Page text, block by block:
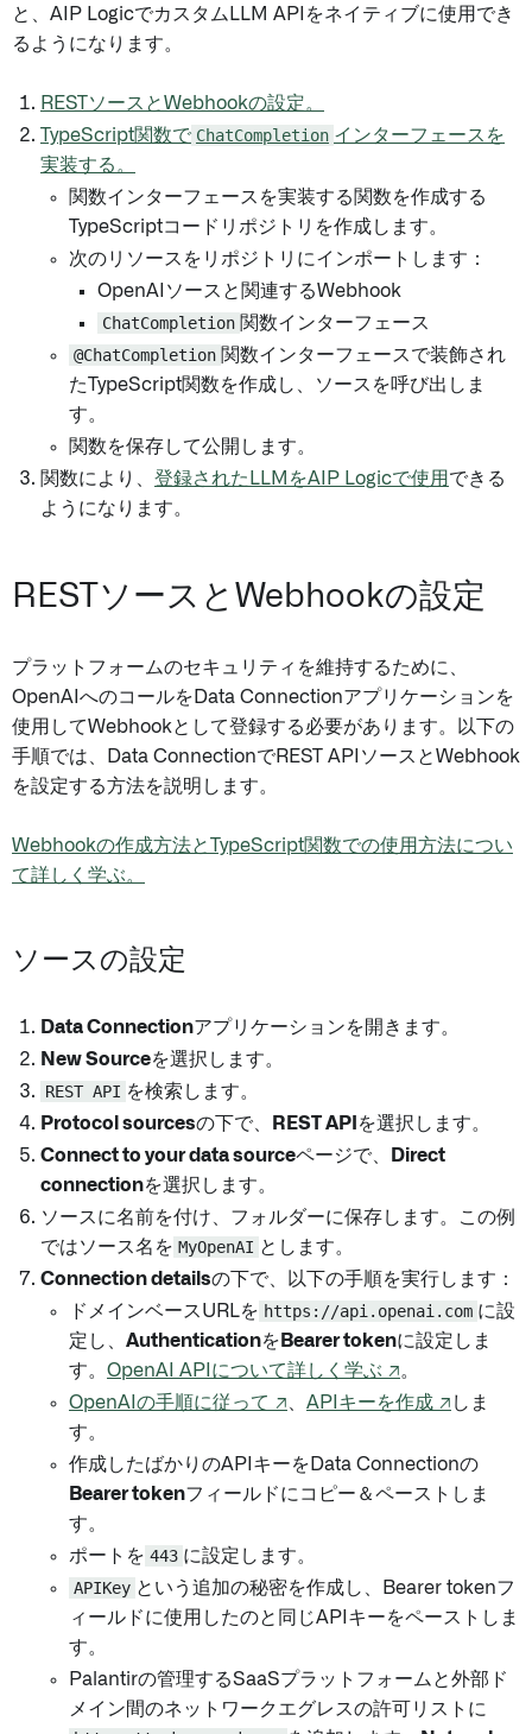
と、AIP LogicでカスタムLLM APIをネイティブに使用でき
るようになります。
RESTソースとWebhookの設定。
TypeScript関数で ChatCompletion インターフェースを
実装する。
関数インターフェースを実装する関数を作成する
TypeScriptコードリポジトリを作成します。
次のリソースをリポジトリにインポートします：
OpenAIソースと関連するWebhook
ChatCompletion 関数インターフェース
@ChatCompletion 関数インターフェースで装飾され
たTypeScript関数を作成し、ソースを呼び出しま
す。
関数を保存して公開します。
関数により、 登録されたLLMをAIP Logicで使用 できる
ようになります。
RESTソースとWebhookの設定
プラットフォームのセキュリティを維持するために、
OpenAIへのコールをData Connectionアプリケーションを
使用してWebhookとして登録する必要があります。以下の
手順では、Data ConnectionでREST APIソースとWebhook
を設定する方法を説明します。
Webhookの作成方法とTypeScript関数での使用方法につい
て詳しく学ぶ。
ソースの設定
Data Connectionアプリケーションを開きます。
New Sourceを選択します。
REST API を検索します。
Protocol sourcesの下で、 REST API を選択します。
Connect to your data sourceページで、
Direct
connectionを選択します。
ソースに名前を付け、フォルダーに保存します。この例
ではソース名を MyOpenAI とします。
Connection detailsの下で、以下の手順を実行します：
ドメインベースURLを https://api.openai.com に設
定し、 Authenticationを Bearer tokenに設定しま
す。 OpenAI APIについて詳しく学ぶ ↗。
OpenAIの手順に従って ↗
APIキーを作成 ↗ しま
す。
作成したばかりのAPIキーをData Connectionの
Bearer tokenフィールドにコピー＆ペーストしま
す。
ポートを 443 に設定します。
APIKey という追加の秘密を作成し、Bearer tokenフ
ィールドに使用したのと同じAPIキーをペーストしま
す。
Palantirの管理するSaaSプラットフォームと外部ド
メイン間のネットワークエグレスの許可リストに